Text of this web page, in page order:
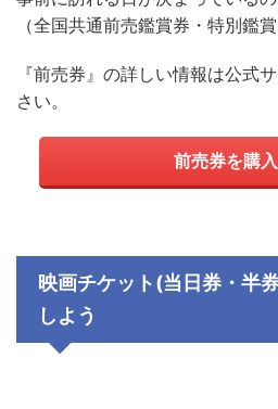
（全国共通前売鑑賞券・特別鑑
『前売券』の詳しい情報は公式
さい。
前売券を購
映画チケット(当日券・半
しよう